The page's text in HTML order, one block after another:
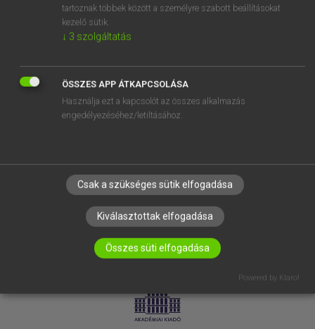
VÁLLALATI MEGOLDÁSOK
RÓLUNK
ELÉRHETŐSÉG
SÜTI BEÁLLÍTÁSOK
LICENCSZERZŐDÉS ADATVÉDELEM
tartoznak többek között a személyre szabott beállításokat
kezelő sütik.
↓ 3 szolgáltatás
ÖSSZES APP ÁTKAPCSOLÁSA
Használja ezt a kapcsolót az összes alkalmazás
engedélyezéséhez/letiltásához.
Csak a szükséges sütik elfogadása
Kiválasztottak elfogadása
Összes süti elfogadása
Powered by Klaro!